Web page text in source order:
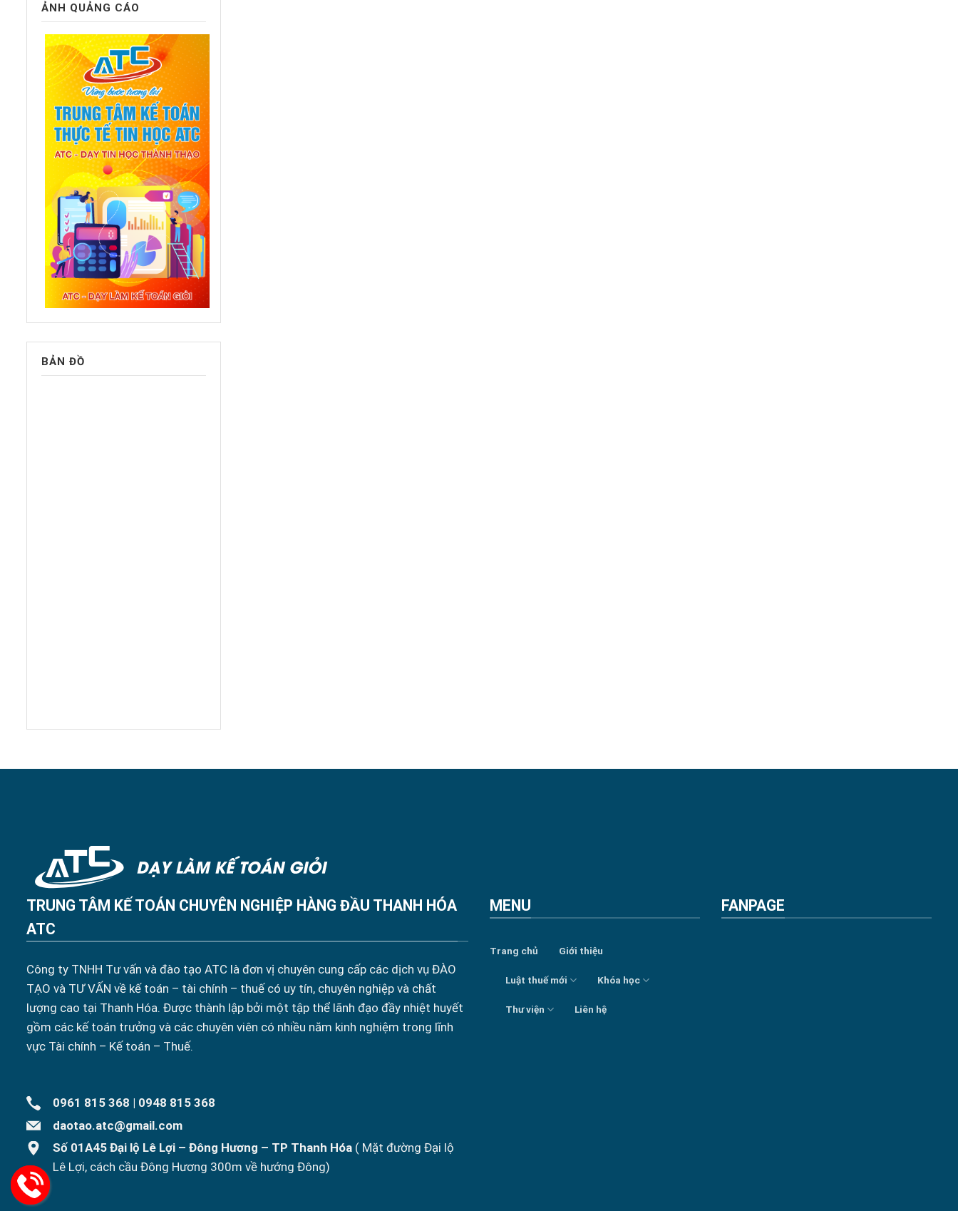
ẢNH QUẢNG CÁO
BẢN ĐỒ
TRUNG TÂM KẾ TOÁN CHUYÊN NGHIỆP HÀNG ĐẦU THANH HÓA
ATC
Công ty TNHH Tư vấn và đào tạo ATC là đơn vị chuyên cung cấp các dịch vụ ĐÀO
TẠO và TƯ VẤN về kế toán – tài chính – thuế có uy tín, chuyên nghiệp và chất
lượng cao tại Thanh Hóa. Được thành lập bởi một tập thể lãnh đạo đầy nhiệt huyết
gồm các kế toán trưởng và các chuyên viên có nhiều năm kinh nghiệm trong lĩnh
vực Tài chính – Kế toán – Thuế.
0961 815 368 | 0948 815 368
daotao.atc@gmail.com
Số 01A45 Đại lộ Lê Lợi – Đông Hương – TP Thanh Hóa ( Mặt đường Đại lộ
Lê Lợi, cách cầu Đông Hương 300m về hướng Đông)
MENU
Trang chủ Giới thiệu
Luật thuế mới Khóa học
Thư viện Liên hệ
FANPAGE